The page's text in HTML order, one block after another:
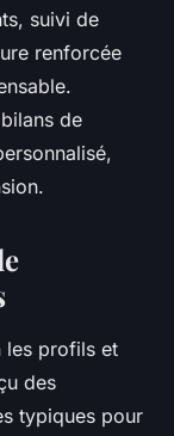
suivi de
renforcée
de
les profils et
des
typiques pour